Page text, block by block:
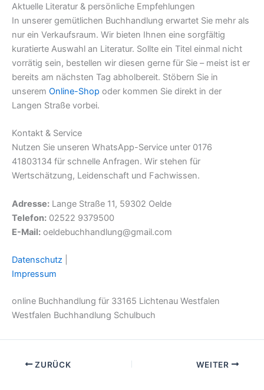
Aktuelle Literatur & persönliche Empfehlungen
In unserer gemütlichen Buchhandlung erwartet Sie mehr als
nur ein Verkaufsraum. Wir bieten Ihnen eine sorgfältig
kuratierte Auswahl an Literatur. Sollte ein Titel einmal nicht
vorrätig sein, bestellen wir diesen gerne für Sie – meist ist er
bereits am nächsten Tag abholbereit. Stöbern Sie in
unserem Online-Shop oder kommen Sie direkt in der
Langen Straße vorbei.
Kontakt & Service
Nutzen Sie unseren WhatsApp-Service unter 0176
41803134 für schnelle Anfragen. Wir stehen für
Wertschätzung, Leidenschaft und Fachwissen.
Adresse: Lange Straße 11, 59302 Oelde
Telefon: 02522 9379500
E-Mail: oeldebuchhandlung@gmail.com
Datenschutz
Impressum
online Buchhandlung für 33165 Lichtenau Westfalen
Westfalen Buchhandlung Schulbuch
ZURÜCK WEITER